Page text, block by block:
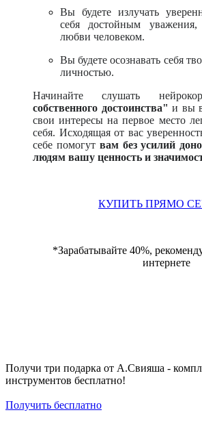
Вы будете излучать
себя достойным уважения,
любви человеком.
Вы будете осознавать себя
личностью.
Начинайте слушать
собственного достоинства" и вы
свои интересы на первое место
себя. Исходящая от вас
себе помогут вам без усилий
людям вашу ценность и
КУПИТЬ ПРЯМО
*Зарабатывайте 40%,
интернете
Получи три подарка от А.Свияша -
инструментов бесплатно!
Получить бесплатно